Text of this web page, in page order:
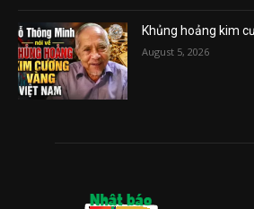
Khủng hoảng kim
August 5, 2026